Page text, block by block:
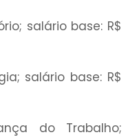
salário base: R$
salário base: R$
do Trabalho;